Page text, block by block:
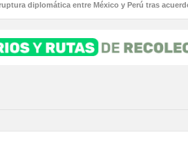
entre México y Perú tras acuerdo bilateral